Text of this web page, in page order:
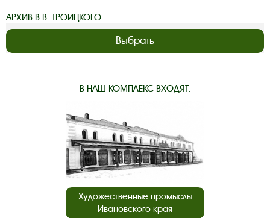
АРХИВ В.В. ТРОИЦКОГО
Выбрать
В НАШ КОМПЛЕКС ВХОДЯТ:
Художественные промыслы
Ивановского края